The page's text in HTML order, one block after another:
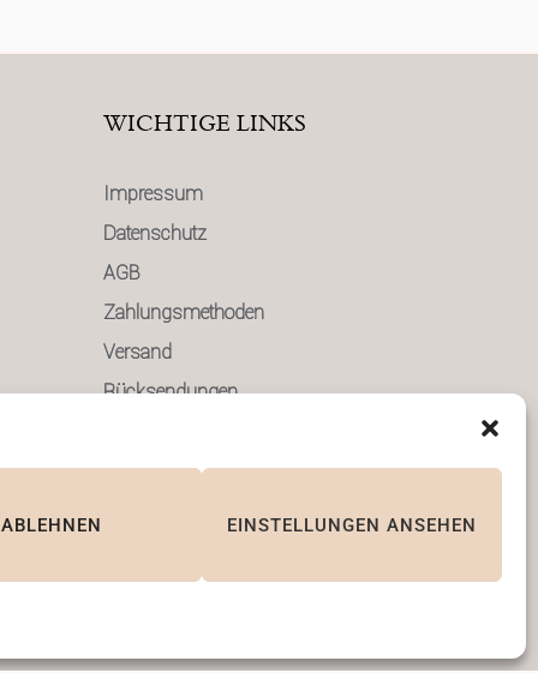
ABLEHNEN EINSTELLUNGEN ANSEHEN
WICHTIGE LINKS
Impressum
Datenschutz
AGB
Zahlungsmethoden
Versand
Rücksendungen